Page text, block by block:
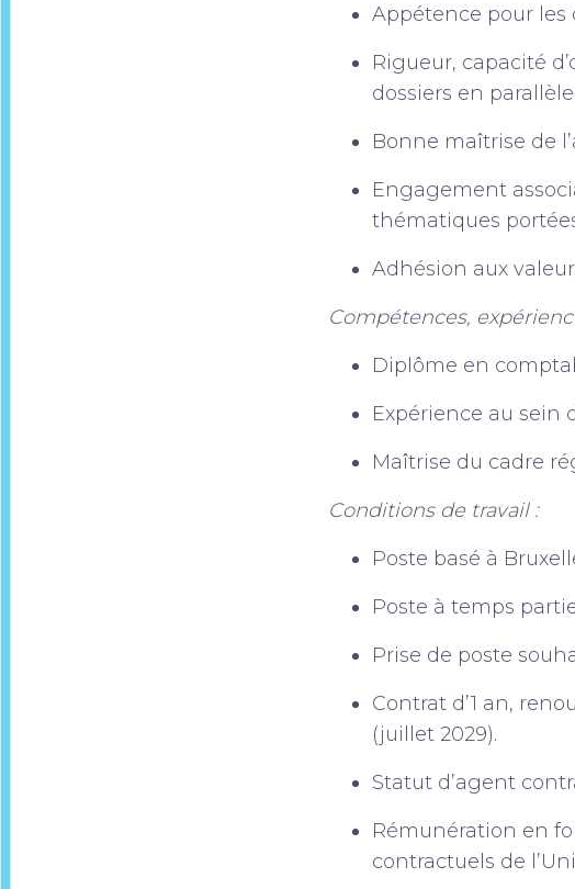
Appétence pour
Rigueur, capacité
dossiers en parallèle.
Bonne maîtrise de
Engagement
thématiques
Adhésion aux
Compétences,
Diplôme en
Expérience au sein
Maîtrise du cadre
Conditions de travail :
Poste basé à
Poste à temps
Prise de poste
Contrat d’1 an,
(juillet 2029).
Statut d’agent
Rémunération en
contractuels de